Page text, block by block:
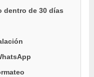
dentro de 30 días